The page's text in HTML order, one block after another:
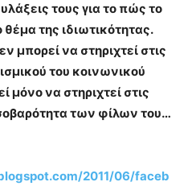
τους για το πώς το
θέμα της ιδιωτικότητας.
μπορεί να στηριχτεί στις
του κοινωνικού
μόνο να στηριχτεί στις
των φίλων του…
2011/06/faceb